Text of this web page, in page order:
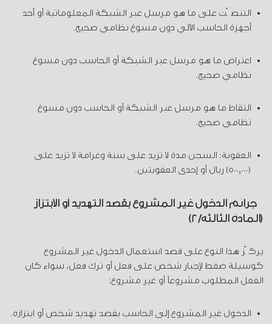
التنصّت على ما هو مرسل عبر الشبكة المعلوماتية أو أحد
أجهزة الحاسب الآلي دون مسوغ نظامي صحيح.
اعتراض ما هو مرسل عبر الشبكة أو الحاسب دون مسوغ
نظامي صحيح.
التقاط ما هو مرسل عبر الشبكة أو الحاسب دون مسوغ
نظامي صحيح.
العقوبة: السجن مدة لا تزيد على سنة وغرامة لا تزيد على
(500,000) ريال أو إحدى العقوبتين.
جرائم الدخول غير المشروع بقصد التهديد أو الابتزاز
(المادة الثالثة/2)
يركّز هذا النوع على قصد استعمال الدخول غير المشروع
كوسيلة ضغط لإجبار شخص على فعل أو ترك فعل، سواء كان
الفعل المطلوب مشروعاً أو غير مشروع:
الدخول غير المشروع إلى الحاسب بقصد تهديد شخص أو ابتزازه.